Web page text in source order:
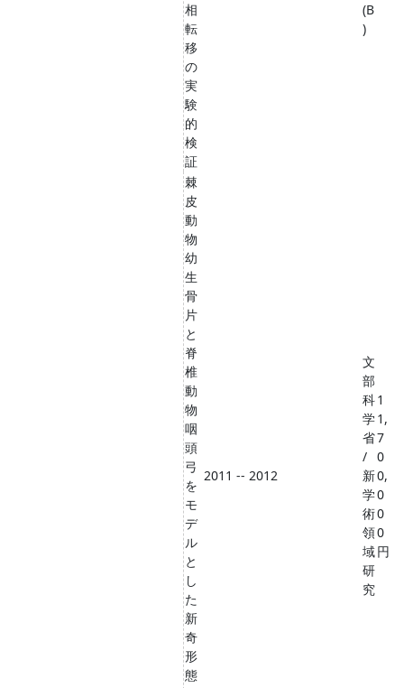
相
転
移
の
実
験
的
検
証
(B
)
棘
皮
動
物
幼
生
骨
片
と
脊
椎
動
物
咽
頭
弓
を
モ
デ
ル
と
し
た
新
奇
形
態
2011 -- 2012
文
部
科
学
省
/
新
学
術
領
域
研
究
1
1,
7
0
0,
0
0
0
円